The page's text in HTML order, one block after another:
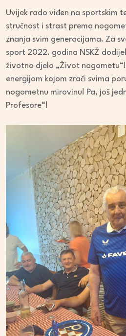
Uvijek rado viđen na sportskim
stručnost i strast prema
znanja svim generacijama. Za
sport 2022. godina NSKŽ
životno djelo „Život
energijom kojom zrači svima
nogometnu mirovinu! Pa, još
Profesore“!